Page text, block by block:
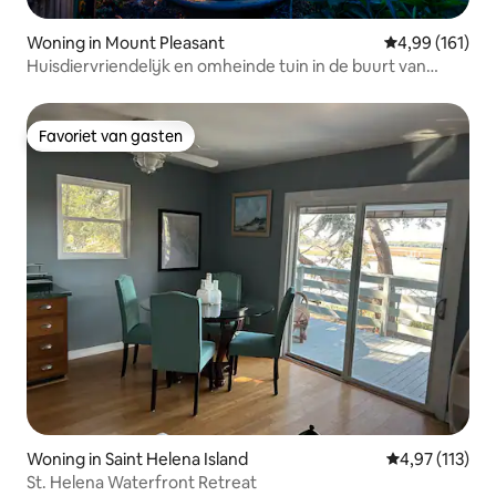
Woning in Mount Pleasant Gemiddelde
4,99 (161)
Huisdiervriendelijk en omheinde tuin in de buurt van
Favoriet van gasten
Favoriet van gasten
Woning in Saint Helena Island Gemiddelde
4,97 (113)
St. Helena Waterfront Retreat